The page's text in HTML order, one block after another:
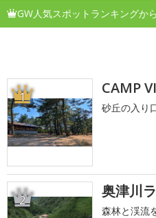
GW人気スポットランキングか
1 CAMP
砂丘の入り
2 奥津川
森林と渓流